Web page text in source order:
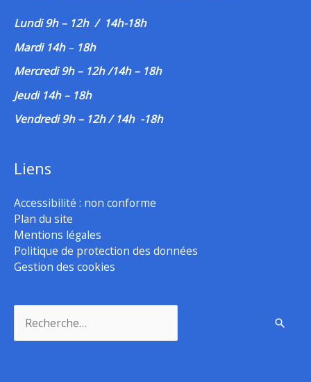
Lundi 9h – 12h / 14h-18h
Mardi 14h– 18h
Mercredi 9h – 12h /14h – 18h
Jeudi 14h – 18h
Vendredi 9h – 12h / 14h -18h
Liens
Accessibilité : non conforme
Plan du site
Mentions légales
Politique de protection des données
Gestion des cookies